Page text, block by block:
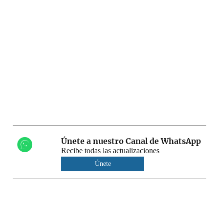
Únete a nuestro Canal de WhatsApp
Recibe todas las actualizaciones
Únete